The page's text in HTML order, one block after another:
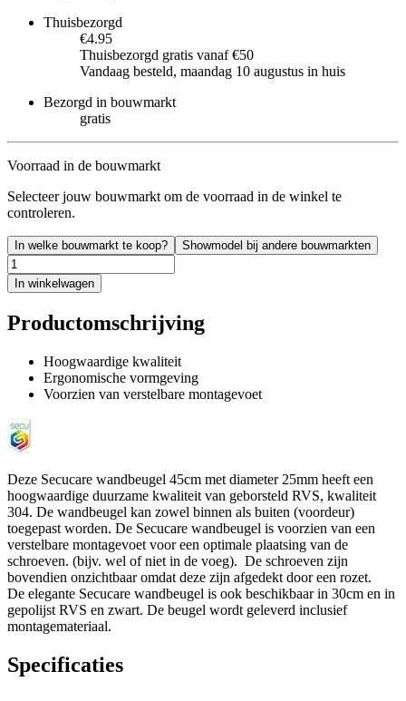
Thuisbezorgd
€4.95
Thuisbezorgd gratis vanaf €50
Vandaag besteld, maandag 10 augustus in huis
Bezorgd in bouwmarkt
gratis
Voorraad in de bouwmarkt
Selecteer jouw bouwmarkt om de voorraad in de winkel te
controleren.
In welke bouwmarkt te koop? Showmodel bij andere bouwmarkten
In winkelwagen
Productomschrijving
Hoogwaardige kwaliteit
Ergonomische vormgeving
Voorzien van verstelbare montagevoet
Deze Secucare wandbeugel 45cm met diameter 25mm heeft een
hoogwaardige duurzame kwaliteit van geborsteld RVS, kwaliteit
304. De wandbeugel kan zowel binnen als buiten (voordeur)
toegepast worden. De Secucare wandbeugel is voorzien van een
verstelbare montagevoet voor een optimale plaatsing van de
schroeven. (bijv. wel of niet in de voeg). De schroeven zijn
bovendien onzichtbaar omdat deze zijn afgedekt door een rozet.
De elegante Secucare wandbeugel is ook beschikbaar in 30cm en in
gepolijst RVS en zwart. De beugel wordt geleverd inclusief
montagemateriaal.
Specificaties